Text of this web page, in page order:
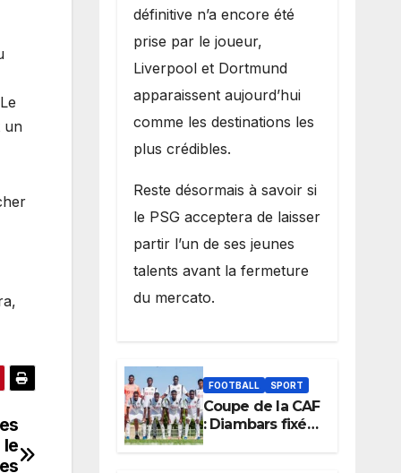
un
définitive n’a encore été
prise par le joueur,
Liverpool et Dortmund
apparaissent aujourd’hui
comme les destinations les
plus crédibles.
Reste désormais à savoir si
le PSG acceptera de laisser
partir l’un de ses jeunes
talents avant la fermeture
du mercato.
FOOTBALL SPORT
Coupe de la CAF
: Diambars fixé
sur son destin